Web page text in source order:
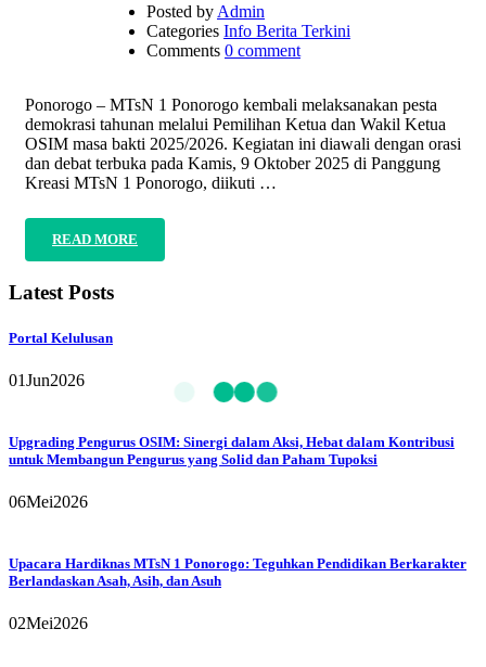
Posted by Admin
Categories Info Berita Terkini
Comments 0 comment
Ponorogo – MTsN 1 Ponorogo kembali melaksanakan pesta
demokrasi tahunan melalui Pemilihan Ketua dan Wakil Ketua
OSIM masa bakti 2025/2026. Kegiatan ini diawali dengan orasi
dan debat terbuka pada Kamis, 9 Oktober 2025 di Panggung
Kreasi MTsN 1 Ponorogo, diikuti …
READ MORE
Latest Posts
Portal Kelulusan
01Jun2026
Upgrading Pengurus OSIM: Sinergi dalam Aksi, Hebat dalam Kontribusi
untuk Membangun Pengurus yang Solid dan Paham Tupoksi
06Mei2026
Upacara Hardiknas MTsN 1 Ponorogo: Teguhkan Pendidikan Berkarakter
Berlandaskan Asah, Asih, dan Asuh
02Mei2026